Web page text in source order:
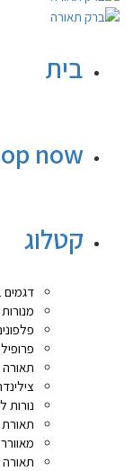
בית
now
קטלוג
דגמים
נורות
תאורת
תאורה